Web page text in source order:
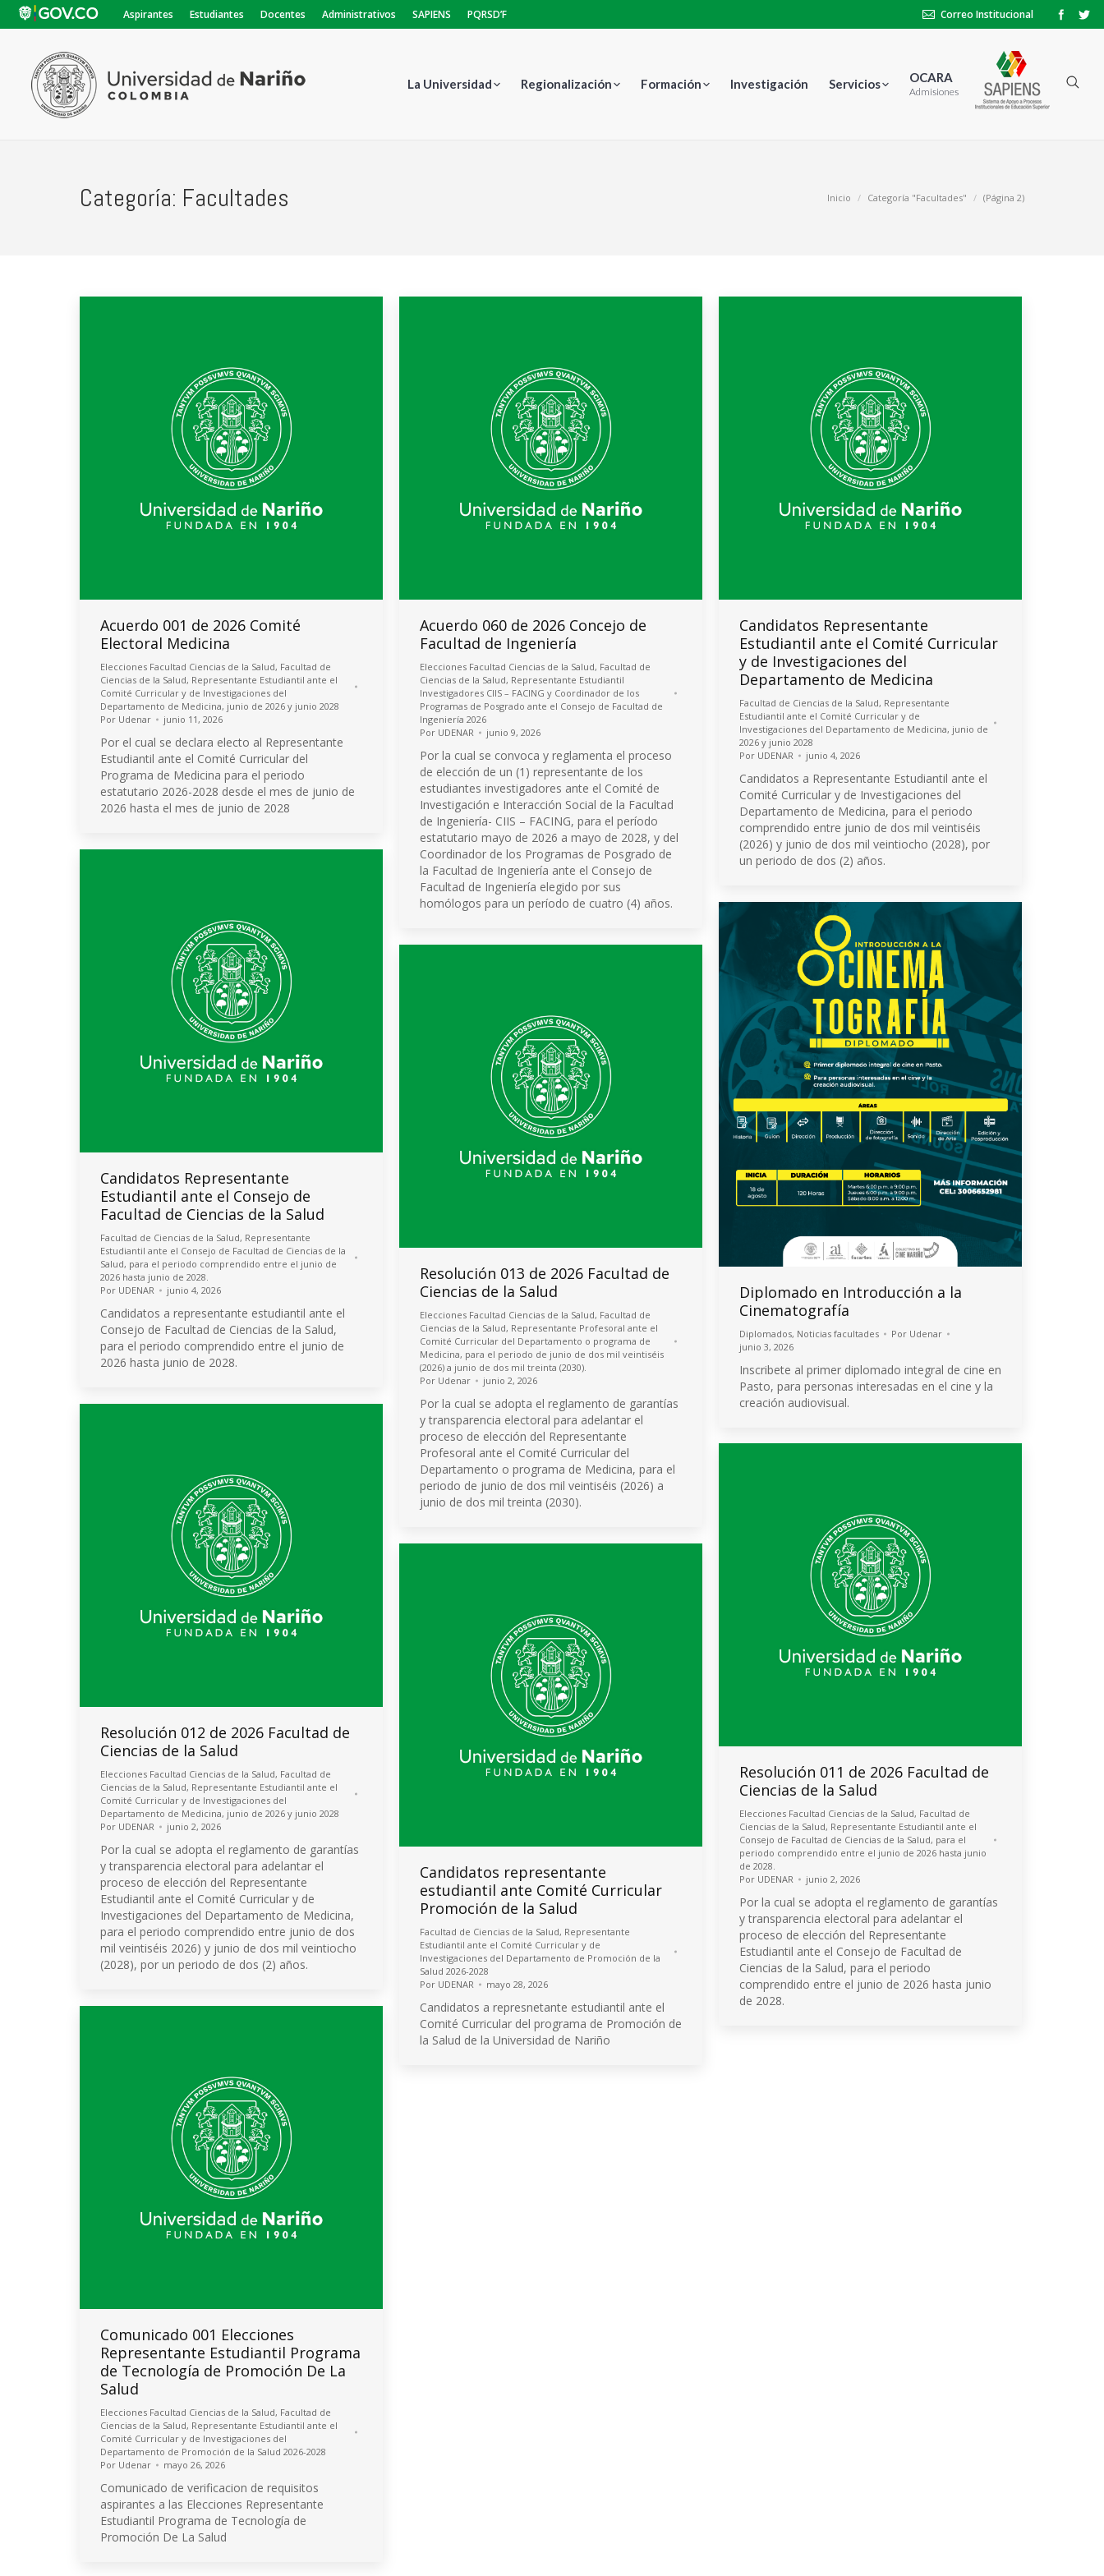
Aspirantes Estudiantes Docentes Administrativos SAPIENS PQRSD’F Correo Institucional
La Universidad Regionalización Formación Investigación Servicios OCARA
Admisiones
Categoría: Facultades Inicio Categoría "Facultades" (Página 2)
Acuerdo 001 de 2026 Comité
Electoral Medicina
Elecciones Facultad Ciencias de la Salud, Facultad de
Ciencias de la Salud, Representante Estudiantil ante el
Comité Curricular y de Investigaciones del
Departamento de Medicina, junio de 2026 y junio 2028
Por Udenar junio 11, 2026
Por el cual se declara electo al Representante
Estudiantil ante el Comité Curricular del
Programa de Medicina para el periodo
estatutario 2026-2028 desde el mes de junio de
2026 hasta el mes de junio de 2028
Acuerdo 060 de 2026 Concejo de
Facultad de Ingeniería
Elecciones Facultad Ciencias de la Salud, Facultad de
Ciencias de la Salud, Representante Estudiantil
Investigadores CIIS – FACING y Coordinador de los
Programas de Posgrado ante el Consejo de Facultad de
Ingeniería 2026
Por UDENAR junio 9, 2026
Por la cual se convoca y reglamenta el proceso
de elección de un (1) representante de los
estudiantes investigadores ante el Comité de
Investigación e Interacción Social de la Facultad
de Ingeniería- CIIS – FACING, para el período
estatutario mayo de 2026 a mayo de 2028, y del
Coordinador de los Programas de Posgrado de
la Facultad de Ingeniería ante el Consejo de
Facultad de Ingeniería elegido por sus
homólogos para un período de cuatro (4) años.
Candidatos Representante
Estudiantil ante el Comité Curricular
y de Investigaciones del
Departamento de Medicina
Facultad de Ciencias de la Salud, Representante
Estudiantil ante el Comité Curricular y de
Investigaciones del Departamento de Medicina, junio de
2026 y junio 2028
Por UDENAR junio 4, 2026
Candidatos a Representante Estudiantil ante el
Comité Curricular y de Investigaciones del
Departamento de Medicina, para el periodo
comprendido entre junio de dos mil veintiséis
(2026) y junio de dos mil veintiocho (2028), por
un periodo de dos (2) años.
Candidatos Representante
Estudiantil ante el Consejo de
Facultad de Ciencias de la Salud
Facultad de Ciencias de la Salud, Representante
Estudiantil ante el Consejo de Facultad de Ciencias de la
Salud, para el periodo comprendido entre el junio de
2026 hasta junio de 2028.
Por UDENAR junio 4, 2026
Candidatos a representante estudiantil ante el
Consejo de Facultad de Ciencias de la Salud,
para el periodo comprendido entre el junio de
2026 hasta junio de 2028.
Diplomado en Introducción a la
Cinematografía
Diplomados, Noticias facultades Por Udenar
junio 3, 2026
Inscribete al primer diplomado integral de cine en
Pasto, para personas interesadas en el cine y la
creación audiovisual.
Resolución 013 de 2026 Facultad de
Ciencias de la Salud
Elecciones Facultad Ciencias de la Salud, Facultad de
Ciencias de la Salud, Representante Profesoral ante el
Comité Curricular del Departamento o programa de
Medicina, para el periodo de junio de dos mil veintiséis
(2026) a junio de dos mil treinta (2030).
Por Udenar junio 2, 2026
Por la cual se adopta el reglamento de garantías
y transparencia electoral para adelantar el
proceso de elección del Representante
Profesoral ante el Comité Curricular del
Departamento o programa de Medicina, para el
periodo de junio de dos mil veintiséis (2026) a
junio de dos mil treinta (2030).
Resolución 012 de 2026 Facultad de
Ciencias de la Salud
Elecciones Facultad Ciencias de la Salud, Facultad de
Ciencias de la Salud, Representante Estudiantil ante el
Comité Curricular y de Investigaciones del
Departamento de Medicina, junio de 2026 y junio 2028
Por UDENAR junio 2, 2026
Por la cual se adopta el reglamento de garantías
y transparencia electoral para adelantar el
proceso de elección del Representante
Estudiantil ante el Comité Curricular y de
Investigaciones del Departamento de Medicina,
para el periodo comprendido entre junio de dos
mil veintiséis 2026) y junio de dos mil veintiocho
(2028), por un periodo de dos (2) años.
Resolución 011 de 2026 Facultad de
Ciencias de la Salud
Elecciones Facultad Ciencias de la Salud, Facultad de
Ciencias de la Salud, Representante Estudiantil ante el
Consejo de Facultad de Ciencias de la Salud, para el
periodo comprendido entre el junio de 2026 hasta junio
de 2028.
Por UDENAR junio 2, 2026
Por la cual se adopta el reglamento de garantías
y transparencia electoral para adelantar el
proceso de elección del Representante
Estudiantil ante el Consejo de Facultad de
Ciencias de la Salud, para el periodo
comprendido entre el junio de 2026 hasta junio
de 2028.
Candidatos representante
estudiantil ante Comité Curricular
Promoción de la Salud
Facultad de Ciencias de la Salud, Representante
Estudiantil ante el Comité Curricular y de
Investigaciones del Departamento de Promoción de la
Salud 2026-2028
Por UDENAR mayo 28, 2026
Candidatos a represnetante estudiantil ante el
Comité Curricular del programa de Promoción de
la Salud de la Universidad de Nariño
Comunicado 001 Elecciones
Representante Estudiantil Programa
de Tecnología de Promoción De La
Salud
Elecciones Facultad Ciencias de la Salud, Facultad de
Ciencias de la Salud, Representante Estudiantil ante el
Comité Curricular y de Investigaciones del
Departamento de Promoción de la Salud 2026-2028
Por Udenar mayo 26, 2026
Comunicado de verificacion de requisitos
aspirantes a las Elecciones Representante
Estudiantil Programa de Tecnología de
Promoción De La Salud